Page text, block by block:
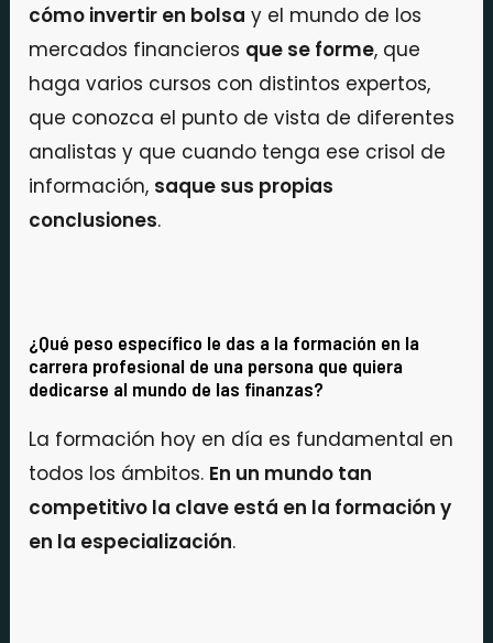
cómo invertir en bolsa y el mundo de los
mercados financieros que se forme, que
haga varios cursos con distintos expertos,
que conozca el punto de vista de diferentes
analistas y que cuando tenga ese crisol de
información, saque sus propias
conclusiones.
¿Qué peso específico le das a la formación en la
carrera profesional de una persona que quiera
dedicarse al mundo de las finanzas?
La formación hoy en día es fundamental en
todos los ámbitos. En un mundo tan
competitivo la clave está en la formación y
en la especialización.